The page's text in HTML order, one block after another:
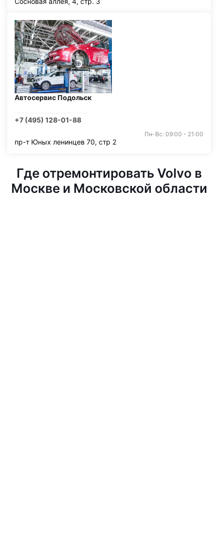
Автосервис Подольск
+7 (495) 128-01-88
Пн-Вс: 09:00 - 21:00
пр-т Юных ленинцев 70, стр 2
Где отремонтировать Volvo в
Москве и Московской области